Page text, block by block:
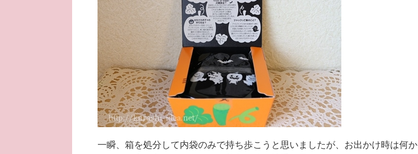
一瞬、箱を処分して内袋のみで持ち歩こうと思いましたが、お出かけ時は何か